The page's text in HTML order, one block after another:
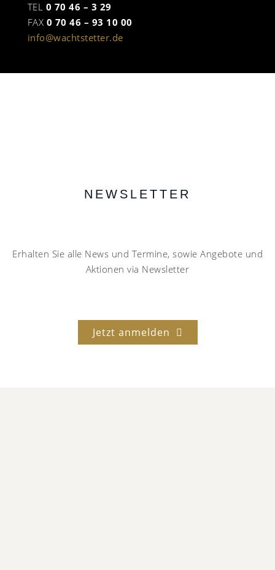
TEL 0 70 46 – 3 29
FAX 0 70 46 – 93 10 00
info@wachtstetter.de
NEWSLETTER
Erhalten Sie alle News und Termine, sowie Angebote und
Aktionen via Newsletter
Jetzt anmelden